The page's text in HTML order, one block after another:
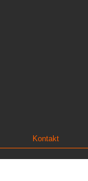
Kontakt